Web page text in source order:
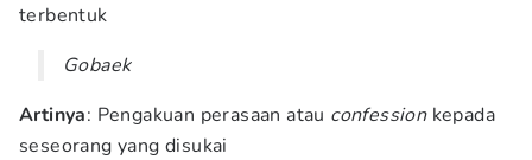
terbentuk
Gobaek
Artinya: Pengakuan perasaan atau confessionkepada
seseorang yang disukai